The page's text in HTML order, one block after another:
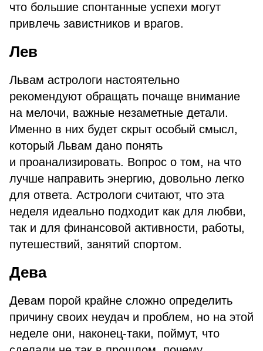
что большие спонтанные успехи могут
привлечь завистников и врагов.
Лев
Львам астрологи настоятельно
рекомендуют обращать почаще внимание
на мелочи, важные незаметные детали.
Именно в них будет скрыт особый смысл,
который Львам дано понять
и проанализировать. Вопрос о том, на что
лучше направить энергию, довольно легко
для ответа. Астрологи считают, что эта
неделя идеально подходит как для любви,
так и для финансовой активности, работы,
путешествий, занятий спортом.
Дева
Девам порой крайне сложно определить
причину своих неудач и проблем, но на этой
неделе они, наконец-таки, поймут, что